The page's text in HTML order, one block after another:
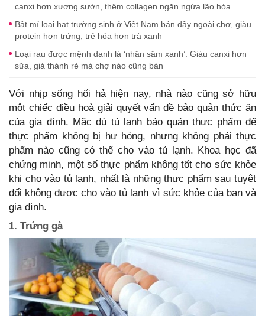
canxi hơn xương sườn, thêm collagen ngăn ngừa lão hóa
Bật mí loại hạt trường sinh ở Việt Nam bán đầy ngoài chợ, giàu
protein hơn trứng, trẻ hóa hơn trà xanh
Loại rau được mệnh danh là ‘nhân sâm xanh’: Giàu canxi hơn
sữa, giá thành rẻ mà chợ nào cũng bán
Với nhịp sống hối hả hiện nay, nhà nào cũng sở hữu
một chiếc điều hoà giải quyết vấn đề bảo quản thức ăn
của gia đình. Mặc dù tủ lạnh bảo quản thực phẩm để
thực phẩm không bị hư hỏng, nhưng không phải thực
phẩm nào cũng có thể cho vào tủ lạnh. Khoa học đã
chứng minh, một số thực phẩm không tốt cho sức khỏe
khi cho vào tủ lạnh, nhất là những thực phẩm sau tuyệt
đối không được cho vào tủ lạnh vì sức khỏe của bạn và
gia đình.
1. Trứng gà